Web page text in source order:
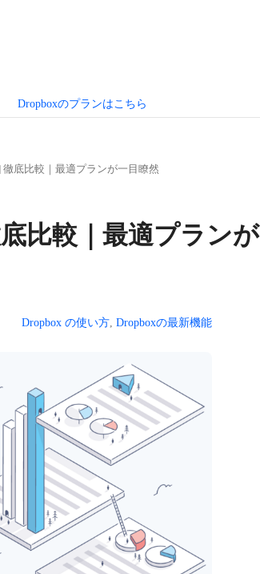
Dropboxのプランはこちら
徹底比較｜最適プランが一目瞭然
比較｜最適プランが
Dropbox の使い方, Dropboxの最新機能